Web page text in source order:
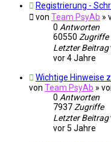
Registrierung -
von Team PsyAb »
0 Antworten
60550 Zugriffe
Letzter Beitrag
vor 4 Jahre
Wichtige Hinweise
von Team PsyAb »
0 Antworten
7937 Zugriffe
Letzter Beitrag
vor 5 Jahre